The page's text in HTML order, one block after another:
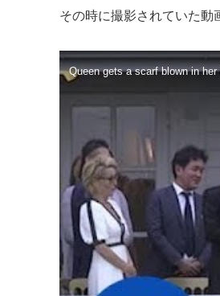
その時に撮影されていた動
Queen gets a scarf blown in